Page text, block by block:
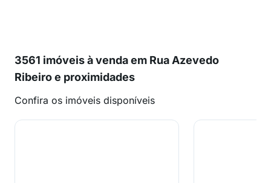
3561 imóveis à venda em Rua Azevedo
Ribeiro e proximidades
Confira os imóveis disponíveis